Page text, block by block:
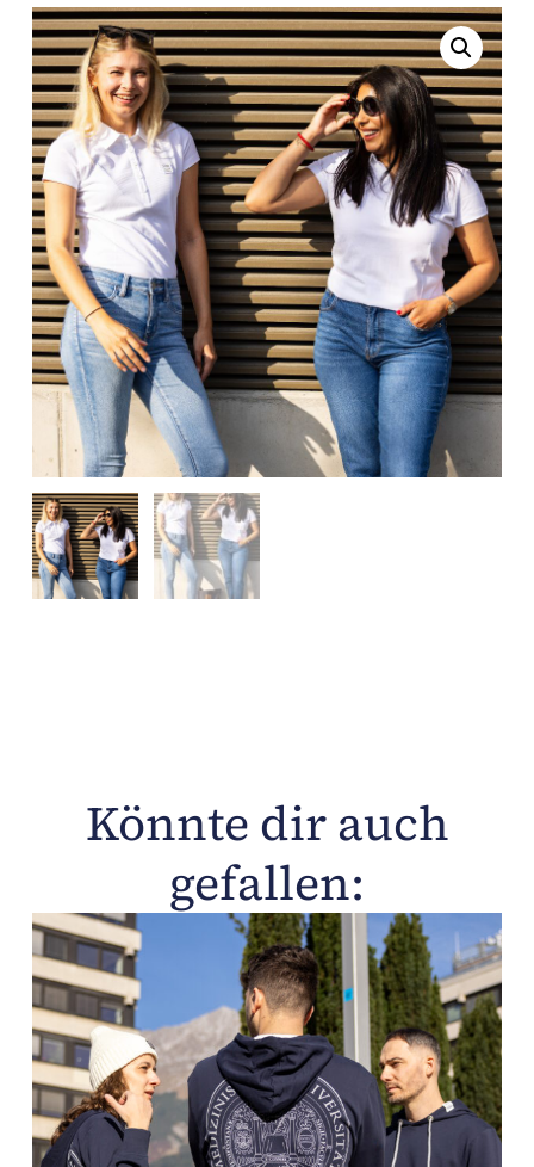
Könnte dir auch
gefallen: